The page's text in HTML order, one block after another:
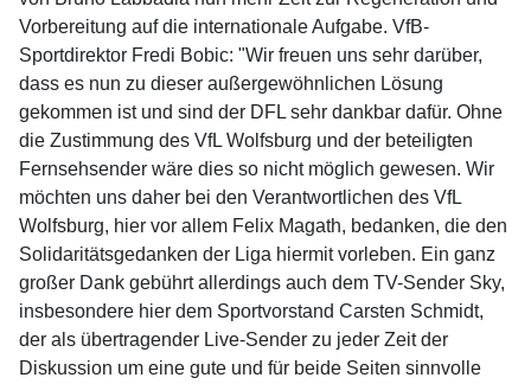
Vorbereitung auf die internationale Aufgabe. VfB-
Sportdirektor Fredi Bobic: "Wir freuen uns sehr darüber,
dass es nun zu dieser außergewöhnlichen Lösung
gekommen ist und sind der DFL sehr dankbar dafür. Ohne
die Zustimmung des VfL Wolfsburg und der beteiligten
Fernsehsender wäre dies so nicht möglich gewesen. Wir
möchten uns daher bei den Verantwortlichen des VfL
Wolfsburg, hier vor allem Felix Magath, bedanken, die den
Solidaritätsgedanken der Liga hiermit vorleben. Ein ganz
großer Dank gebührt allerdings auch dem TV-Sender Sky,
insbesondere hier dem Sportvorstand Carsten Schmidt,
der als übertragender Live-Sender zu jeder Zeit der
Diskussion um eine gute und für beide Seiten sinnvolle